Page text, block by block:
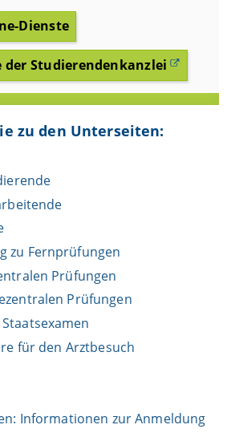
Dienste
der Studierendenkanzlei
zu den Unterseiten:
zu Fernprüfungen
Prüfungen
Prüfungen
für den Arztbesuch
Informationen zur Anmeldung